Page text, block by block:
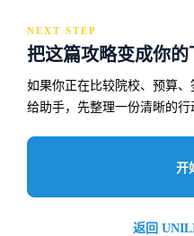
NEXT STEP
把这篇攻略变成你的
如果你正在比较院校、预算
给助手，先整理一份清晰的行
开
返回